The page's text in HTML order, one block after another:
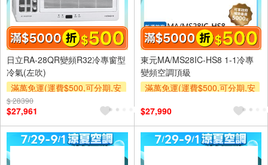
日立RA-28QR變頻R32冷專窗型
冷氣(左吹)
滿萬免運(運費$500,可分期,安
裝跨區費另計,單品未滿1萬元
及使用6期以上分期0利率,需付
基本安裝運費)
滿額折$500
$ 28390
$27,961
東元MA/MS28IC-HS8 1-1冷專
變頻空調頂級
滿萬免運(運費$500,可分期,安
及使用6期以上分期0利率,需付
基本安裝運費)
滿額折$500
$27,990